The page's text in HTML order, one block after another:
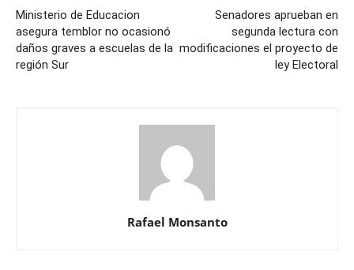
Ministerio de Educacion
asegura temblor no ocasionó
daños graves a escuelas de la
región Sur
Senadores aprueban en
segunda lectura con
modificaciones el proyecto de
ley Electoral
Rafael Monsanto